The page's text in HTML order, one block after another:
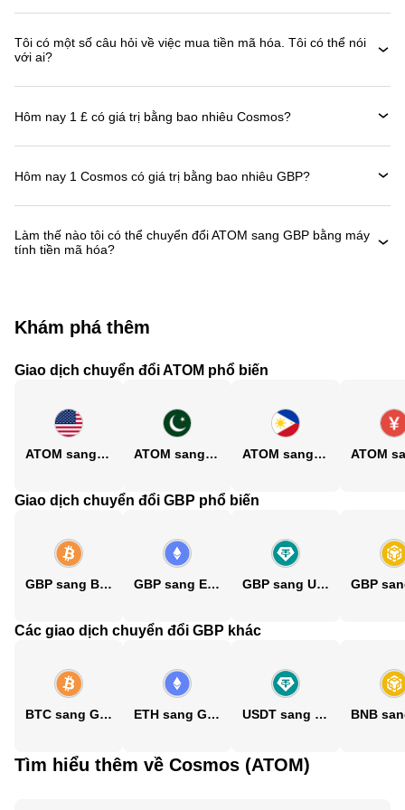
Tôi có một số câu hỏi về việc mua tiền mã hóa. Tôi có thể nói
với ai?
Hôm nay 1 £ có giá trị bằng bao nhiêu Cosmos?
Hôm nay 1 Cosmos có giá trị bằng bao nhiêu GBP?
Làm thế nào tôi có thể chuyển đổi ATOM sang GBP bằng máy
tính tiền mã hóa?
Khám phá thêm
Giao dịch chuyển đổi ATOM phổ biến
ATOM sang USD ATOM sang PKR ATOM sang PHP
Giao dịch chuyển đổi GBP phổ biến
GBP sang BTC GBP sang ETH GBP sang USDT
Các giao dịch chuyển đổi GBP khác
BTC sang GBP ETH sang GBP USDT sang GBP
Tìm hiểu thêm về Cosmos (ATOM)